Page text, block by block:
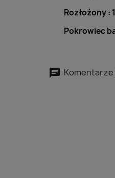
Rozłożony :
Pokrowiec
Komentarze